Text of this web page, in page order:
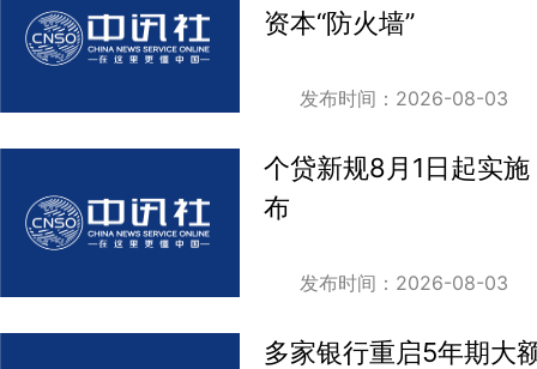
资本“防火墙”
发布时间：2026-08-03
个贷新规8月1日起实
布
发布时间：2026-08-03
多家银行重启5年期大